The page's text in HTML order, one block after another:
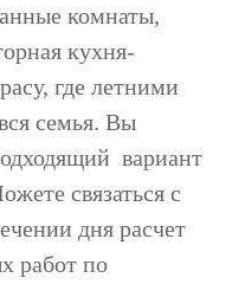
комнаты,
кухня-
где летними
семья. Вы
вариант
связаться с
дня расчет
работ по